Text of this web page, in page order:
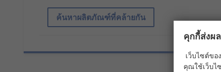
ค้นหาผลิตภัณฑ์ที่คล้ายกัน
คุกกี้ส่งผ
เว็บไซต์ข
คุณใช้เว็บไ